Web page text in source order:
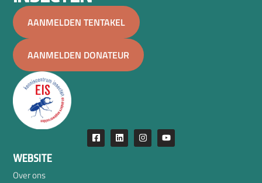
AANMELDEN TENTAKEL
AANMELDEN DONATEUR
WEBSITE
Over ons